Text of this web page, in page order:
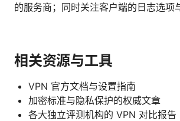
的服务商；同时关注客户端的日志选项
相关资源与工具
VPN 官方文档与设置指南
加密标准与隐私保护的权威文章
各大独立评测机构的 VPN 对比报告